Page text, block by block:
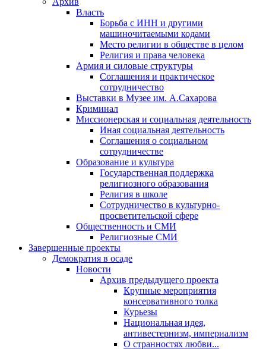
Власть
Борьба с ИНН и другими
машиночитаемыми кодами
Место религии в обществе в целом
Религия и права человека
Армия и силовые структуры
Соглашения и практическое
сотрудничество
Выставки в Музее им. А.Сахарова
Криминал
Миссионерская и социальная деятельность
Иная социальная деятельность
Соглашения о социальном
сотрудничестве
Образование и культура
Государственная поддержка
религиозного образования
Религия в школе
Сотрудничество в культурно-
просветительской сфере
Общественность и СМИ
Религиозные СМИ
Завершенные проекты
Демократия в осаде
Новости
Архив предыдущего проекта
Крупные мероприятия
консервативного толка
Курьезы
Национальная идея,
антивестернизм, империализм
О странностях любви...